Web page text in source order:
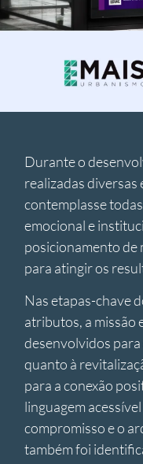
Durante o
realizadas
contemplasse
emocional e
posicionamento de
para atingir os
Nas etapas-chave
atributos, a missão
desenvolvidos
quanto à
para a conexão
linguagem
compromisso e o
também foi